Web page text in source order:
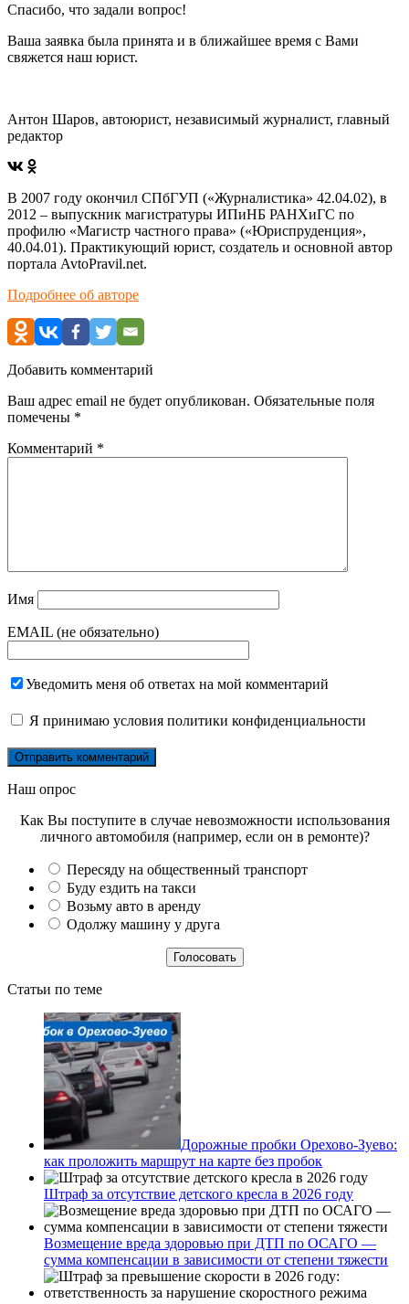
Спасибо, что задали вопрос!
Ваша заявка была принята и в ближайшее время с Вами
свяжется наш юрист.
Антон Шаров, автоюрист, независимый журналист, главный
редактор
В 2007 году окончил СПбГУП («Журналистика» 42.04.02), в
2012 – выпускник магистратуры ИПиНБ РАНХиГС по
профилю «Магистр частного права» («Юриспруденция»,
40.04.01). Практикующий юрист, создатель и основной автор
портала AvtoPravil.net.
Подробнее об авторе
Добавить комментарий
Ваш адрес email не будет опубликован. Обязательные поля
помечены *
Комментарий *
Имя
EMAIL (не обязательно)
Уведомить меня об ответах на мой комментарий
Я принимаю условия политики конфиденциальности
Наш опрос
Как Вы поступите в случае невозможности использования
личного автомобиля (например, если он в ремонте)?
Пересяду на общественный транспорт
Буду ездить на такси
Возьму авто в аренду
Одолжу машину у друга
Статьи по теме
Дорожные пробки Орехово-Зуево:
как проложить маршрут на карте без пробок
Штраф за отсутствие детского кресла в 2026 году
Возмещение вреда здоровью при ДТП по ОСАГО —
сумма компенсации в зависимости от степени тяжести